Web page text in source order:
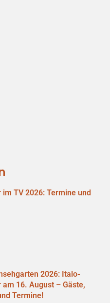
im TV 2026: Termine und
2026: Italo-
am 16. August – Gäste,
Termine!